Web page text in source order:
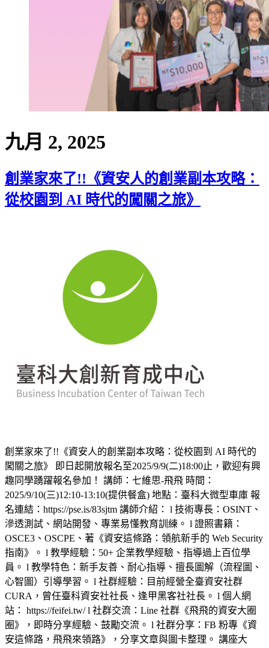
九月 2, 2025
創業家來了!!《資安人的創業副本攻略：
從校園到 AI 時代的闖關之旅》
創業家來了!!《資安人的創業副本攻略：從校園到 AI 時代的
闖關之旅》 即日起開放報名至2025/9/9(二)18:00止，歡迎有興
趣同學踴躍報名參加！ 講師：七維思-飛飛 時間：
2025/9/10(三)12:10-13:10(提供餐盒) 地點：臺科大微型車庫 報
名連結：https://pse.is/83sjtm 講師介紹： l 技術專長：OSINT、
滲透測試、網站開發、專業易懂教育訓練。 l 證照書籍：
OSCE3、OSCPE、著《資安這條路：領航新手的 Web Security
指南》。 l 教學經驗：50+ 企業教學經驗、指導過上百位學
員。 l 教學特色：新手友善、耐心指導、擅長圖解（流程圖、
心智圖）引導學習。 l 社群經驗：目前經營全臺資安社群
CURA，曾任臺科資安社社長、逢甲黑客社社長。 l 個人網
站： https://feifei.tw/ l 社群交流：Line 社群《飛飛的資安大圈
圈》，即時分享經驗、鼓勵交流。 l 社群分享：FB 粉專《資
安這條路，飛飛來領路》，分享文章與圖卡整理。 講座大